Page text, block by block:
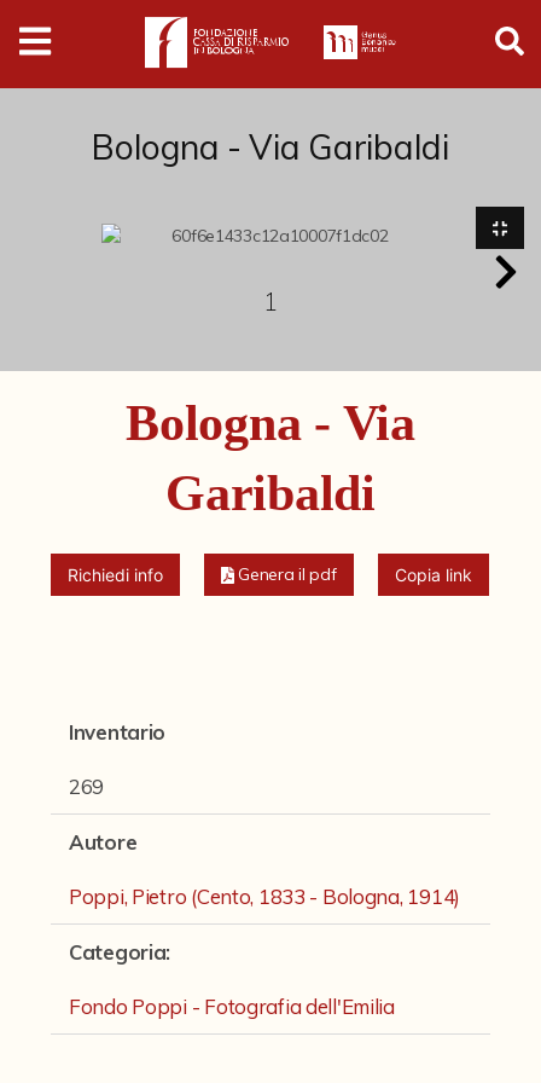
Digital
Humanities
Donazioni
Cataloghi storici
Fondi archivistici e raccolte documentarie
Fondi Fotografici
Fondo Fantini
Fondo Fototecnica
Fondo Gonni
Fondo Mingazzi
Fondo Romagnoli
Bologna - Via Garibaldi
1
Bologna - Via
Garibaldi
Richiedi info Genera il pdf Copia link
Inventario
269
Autore
Poppi, Pietro (Cento, 1833 - Bologna, 1914)
Categoria:
Fondo Poppi - Fotografia dell'Emilia